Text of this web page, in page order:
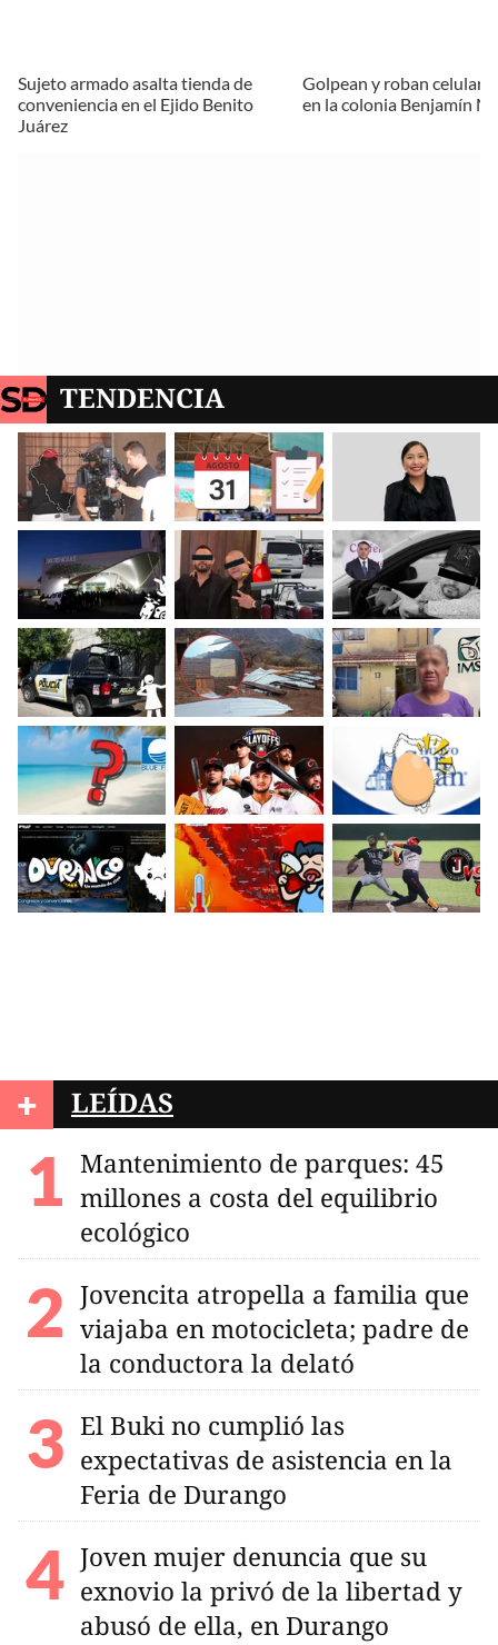
Sujeto armado asalta tienda de
conveniencia en el Ejido Benito
Juárez
Golpean y roban celular
en la colonia Benjamín
TENDENCIA
+ LEÍDAS
Mantenimiento de parques: 45
millones a costa del equilibrio
ecológico
Jovencita atropella a familia que
viajaba en motocicleta; padre de
la conductora la delató
El Buki no cumplió las
expectativas de asistencia en la
Feria de Durango
Joven mujer denuncia que su
exnovio la privó de la libertad y
abusó de ella, en Durango